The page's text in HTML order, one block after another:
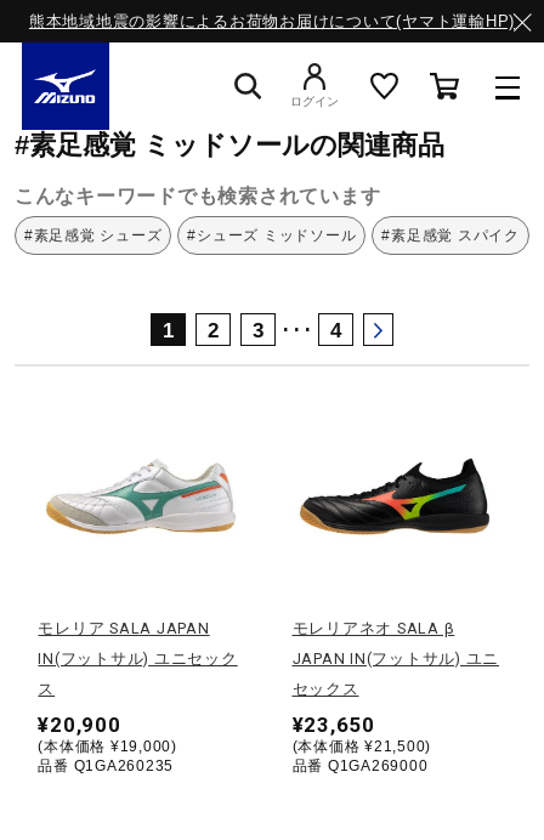
熊本地域地震の影響によるお荷物お届けについて(ヤマト運輸HP)
ライフスタイルウエア
ランニング
トレーニング
ログイン
ミズノ公式オンライン ミッドソール
#素足感覚 ミッドソールの関連商品
こんなキーワードでも検索されています
#素足感覚 シューズ #シューズ ミッドソール #素足感覚 スパイク
1 2 3 ･･･ 4
モレリア SALA JAPAN
IN(フットサル) ユニセック
ス
¥20,900
(本体価格 ¥19,000)
品番 Q1GA260235
モレリアネオ SALA β
JAPAN IN(フットサル) ユニ
セックス
¥23,650
(本体価格 ¥21,500)
品番 Q1GA269000